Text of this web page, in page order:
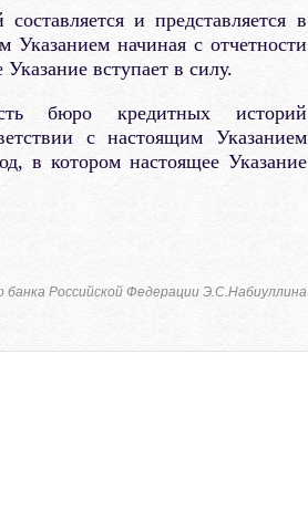
и представляется в
Указанием начиная с отчетности
вступает в силу.
бюро кредитных историй
с настоящим Указанием
в котором настоящее Указание
Российской Федерации Э.С.Набиуллина